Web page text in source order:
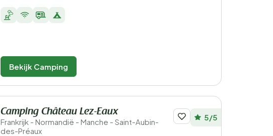
Bekijk Camping
Camping Château Lez-Eaux
Frankrijk - Normandië - Manche - Saint-Aubin-
des-Préaux
5/5